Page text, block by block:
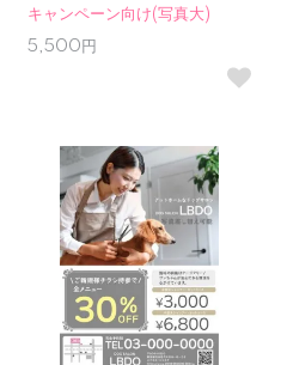
キャンペーン向け(写真大)
5,500円